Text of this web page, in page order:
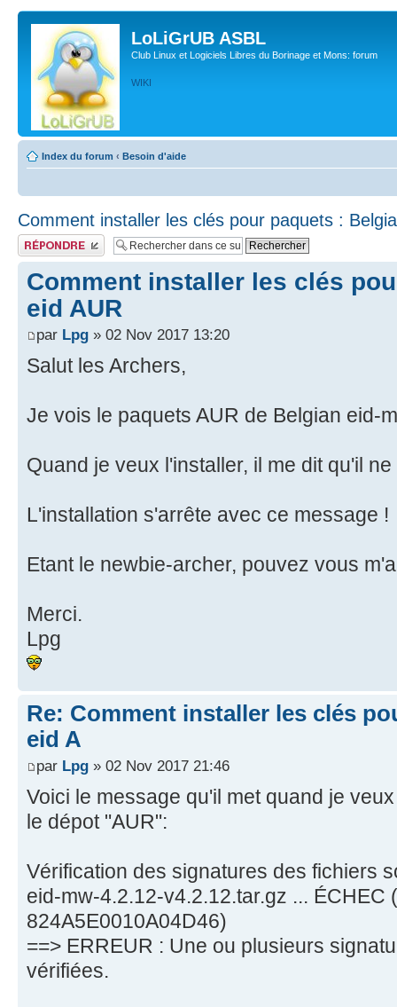
LoLiGrUB ASBL
Club Linux et Logiciels Libres du Borinage et Mons: forum
WIKI
Index du forum ‹ Besoin d'aide
Comment installer les clés pour paquets :
Publier une réponse
Comment installer les clés
eid AUR
par Lpg » 02 Nov 2017 13:20
Salut les Archers,
Je vois le paquets AUR de Belgian eid-
Quand je veux l'installer, il me dit qu'il
L'installation s'arrête avec ce message !
Etant le newbie-archer, pouvez vous
Merci.
Lpg
Re: Comment installer les clés
eid A
par Lpg » 02 Nov 2017 21:46
Voici le message qu'il met quand je
le dépot "AUR":
Vérification des signatures des fichiers
eid-mw-4.2.12-v4.2.12.tar.gz ... ÉCHEC
824A5E0010A04D46)
==> ERREUR : Une ou plusieurs
vérifiées.